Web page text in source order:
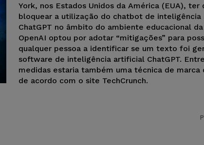
York, nos Estados Unidos da América (EUA), ter
bloquear a utilização do chatbot de
ChatGPT no âmbito do ambiente educacional
OpenAI optou por adotar “mitigações” para
qualquer pessoa a identificar se um texto foi
software de inteligência artificial ChatGPT.
medidas estaria também uma técnica de marca
de acordo com o site TechCrunch.